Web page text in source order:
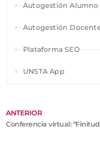
Autogestión Alumno
Autogestión
Plataforma SEO
UNSTA App
ANTERIOR